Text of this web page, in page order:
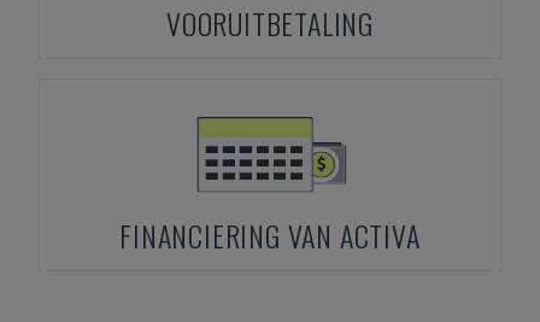
VOORUITBETALING
FINANCIERING VAN ACTIVA